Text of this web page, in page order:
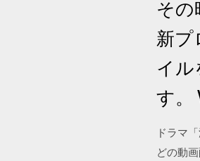
そ
新プ
イル
す。
ドラマ
どの動